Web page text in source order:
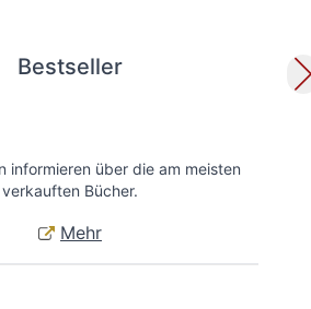
Bestseller
informieren über die am meisten
verkauften Bücher.
Mehr